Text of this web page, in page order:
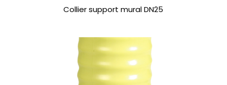
Collier support mural DN25